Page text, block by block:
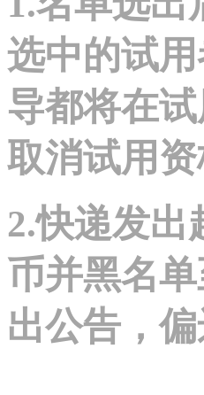
选中的试
导都将在
取消试用资
2.快递发出
币并黑名
出公告，